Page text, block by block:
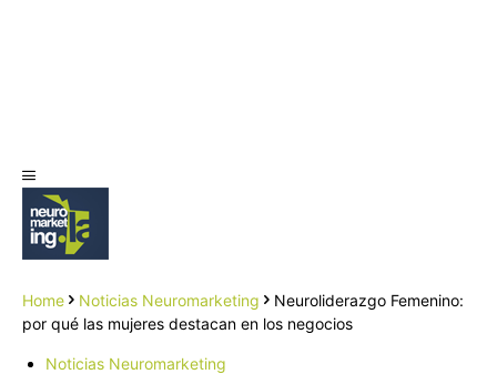
Home Noticias Neuromarketing
Neuroliderazgo Femenino:
por qué las mujeres destacan en los negocios
Noticias Neuromarketing